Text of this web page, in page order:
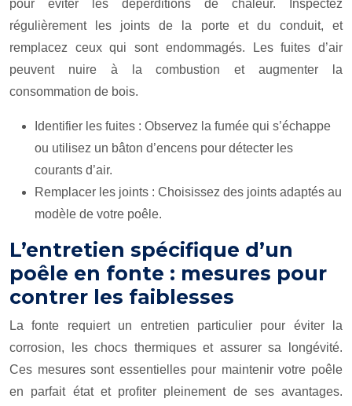
pour éviter les déperditions de chaleur. Inspectez
régulièrement les joints de la porte et du conduit, et
remplacez ceux qui sont endommagés. Les fuites d’air
peuvent nuire à la combustion et augmenter la
consommation de bois.
Identifier les fuites : Observez la fumée qui s’échappe
ou utilisez un bâton d’encens pour détecter les
courants d’air.
Remplacer les joints : Choisissez des joints adaptés au
modèle de votre poêle.
L’entretien spécifique d’un
poêle en fonte : mesures pour
contrer les faiblesses
La fonte requiert un entretien particulier pour éviter la
corrosion, les chocs thermiques et assurer sa longévité.
Ces mesures sont essentielles pour maintenir votre poêle
en parfait état et profiter pleinement de ses avantages.